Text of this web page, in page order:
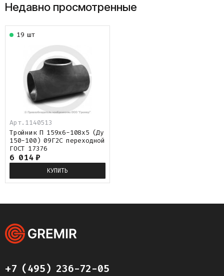
Недавно просмотренные
Арт. 1140513
19 шт
Тройник П 159х6-108х5 (Ду
150-100) 09Г2С переходной
ГОСТ 17376
6 014₽
КУПИТЬ
+7 (495) 236-72-05